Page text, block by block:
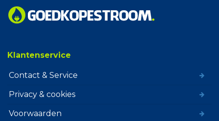
Klantenservice
Contact & Service
Privacy & cookies
Voorwaarden